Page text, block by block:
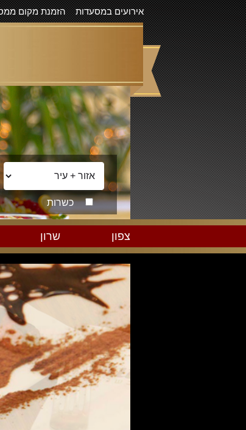
אירועים במסעדות הזמנת מקום
כשרות
צפון שרון